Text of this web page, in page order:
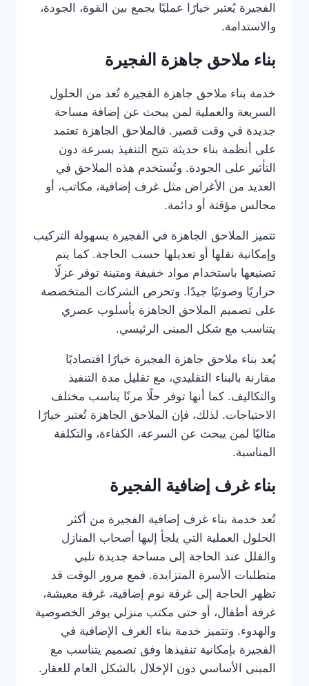
الفجيرة يُعتبر خيارًا عمليًا يجمع بين القوة، الجودة،
والاستدامة.
بناء ملاحق جاهزة الفجيرة
خدمة بناء ملاحق جاهزة الفجيرة تُعد من الحلول
السريعة والعملية لمن يبحث عن إضافة مساحة
جديدة في وقت قصير. فالملاحق الجاهزة تعتمد
على أنظمة بناء حديثة تتيح التنفيذ بسرعة دون
التأثير على الجودة. وتُستخدم هذه الملاحق في
العديد من الأغراض مثل غرف إضافية، مكاتب، أو
مجالس مؤقتة أو دائمة.
تتميز الملاحق الجاهزة في الفجيرة بسهولة التركيب
وإمكانية نقلها أو تعديلها حسب الحاجة. كما يتم
تصنيعها باستخدام مواد خفيفة ومتينة توفر عزلًا
حراريًا وصوتيًا جيدًا. وتحرص الشركات المتخصصة
على تصميم الملاحق الجاهزة بأسلوب عصري
يتناسب مع شكل المبنى الرئيسي.
يُعد بناء ملاحق جاهزة الفجيرة خيارًا اقتصاديًا
مقارنة بالبناء التقليدي، مع تقليل مدة التنفيذ
والتكاليف. كما أنها توفر حلًا مرنًا يناسب مختلف
الاحتياجات. لذلك، فإن الملاحق الجاهزة تُعتبر خيارًا
مثاليًا لمن يبحث عن السرعة، الكفاءة، والتكلفة
المناسبة.
بناء غرف إضافية الفجيرة
تُعد خدمة بناء غرف إضافية الفجيرة من أكثر
الحلول العملية التي يلجأ إليها أصحاب المنازل
والفلل عند الحاجة إلى مساحة جديدة تلبي
متطلبات الأسرة المتزايدة. فمع مرور الوقت قد
تظهر الحاجة إلى غرفة نوم إضافية، غرفة معيشة،
غرفة أطفال، أو حتى مكتب منزلي يوفر الخصوصية
والهدوء. وتتميز خدمة بناء الغرف الإضافية في
الفجيرة بإمكانية تنفيذها وفق تصميم يتناسب مع
المبنى الأساسي دون الإخلال بالشكل العام للعقار.